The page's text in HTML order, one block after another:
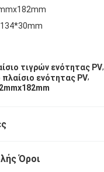
τιγρών ενότητας PV,
ενότητας PV,
Όροι